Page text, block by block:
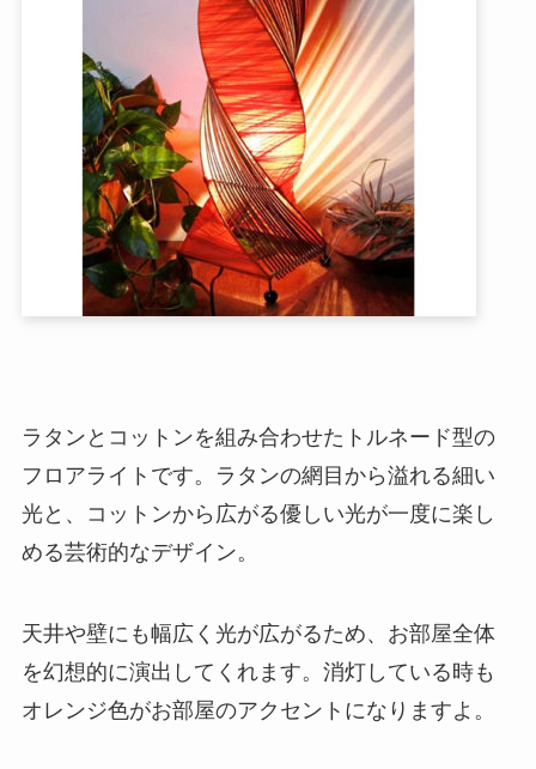
ラタンとコットンを組み合わせたトルネード型の
フロアライトです。ラタンの網目から溢れる細い
光と、コットンから広がる優しい光が一度に楽し
める芸術的なデザイン。
天井や壁にも幅広く光が広がるため、お部屋全体
を幻想的に演出してくれます。消灯している時も
オレンジ色がお部屋のアクセントになりますよ。